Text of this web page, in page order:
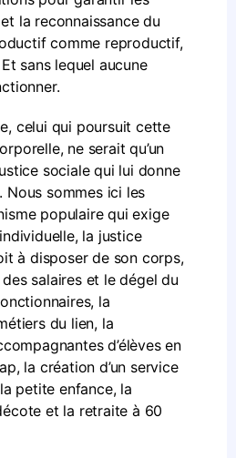
la reconnaissance du
comme reproductif,
sans lequel aucune
celui qui poursuit cette
ne serait qu’un
sociale qui lui donne
Nous sommes ici les
populaire qui exige
la justice
à disposer de son corps,
salaires et le dégel du
la
du lien, la
d’élèves en
la création d’un service
petite enfance, la
et la retraite à 60